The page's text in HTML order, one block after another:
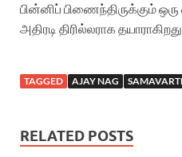
பின்னிப் பிணைந்திருக்கும்
அதிரடி திரில்லராக
TAGGED AJAY NAG
RELATED POSTS